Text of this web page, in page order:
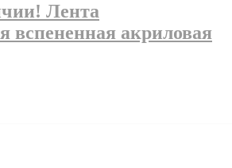
Лента
вспененная акриловая